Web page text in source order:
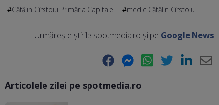
Cătălin Cîrstoiu Primăria Capitalei
medic Cătălin Cîrstoiu
Urmărește știrile spotmedia.ro și pe Google News
Facebook Messenger WhatsApp Twitter LinkedIn
Articolele zilei pe spotmedia.ro